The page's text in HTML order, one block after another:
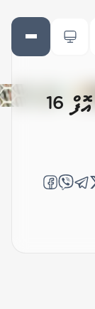
ޗެމްޕިއަން އާޖެންޓީނާ ރައުންޑް އޮފް 16